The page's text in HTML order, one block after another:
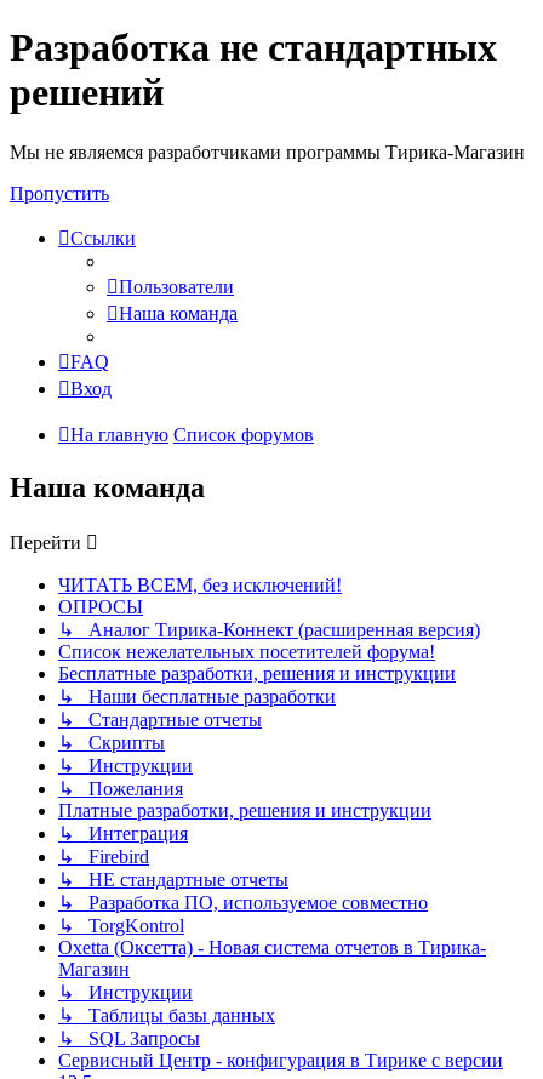
Разработка не стандартных
решений
Мы не являемся разработчиками программы Тирика-Магазин
Пропустить
Ссылки
Пользователи
Наша команда
FAQ
Вход
На главную Список форумов
Наша команда
Перейти
ЧИТАТЬ ВСЕМ, без исключений!
ОПРОСЫ
↳ Аналог Тирика-Коннект (расширенная версия)
Список нежелательных посетителей форума!
Бесплатные разработки, решения и инструкции
↳ Наши бесплатные разработки
↳ Стандартные отчеты
↳ Скрипты
↳ Инструкции
↳ Пожелания
Платные разработки, решения и инструкции
↳ Интеграция
↳ Firebird
↳ НЕ стандартные отчеты
↳ Разработка ПО, используемое совместно
↳ TorgKontrol
Oxetta (Оксетта) - Новая система отчетов в Тирика-
Магазин
↳ Инструкции
↳ Таблицы базы данных
↳ SQL Запросы
Сервисный Центр - конфигурация в Тирике с версии